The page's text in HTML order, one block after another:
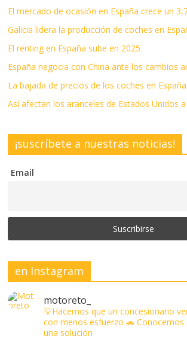
El mercado de ocasión en España crece un
Galicia lidera la producción de coches en
El renting en España sube en 2025
España negocia con China ante los cambios
La bajada de precios de los coches en España
Así afectan los aranceles de Estados Unidos a
¡suscríbete a nuestras noticias!
Email
en Instagram
motoreto_
💡Hacemos que un concesionario
con menos esfuerzo 🚗
una solución